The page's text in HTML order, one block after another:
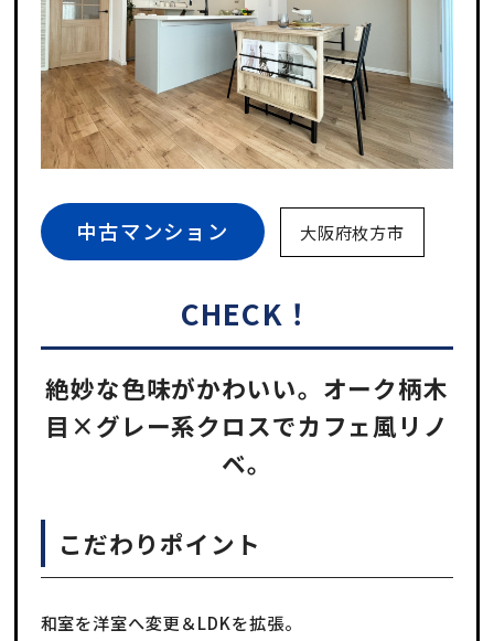
中古マンション 大阪府枚方市
CHECK！
絶妙な色味がかわいい。オーク柄木
目×グレー系クロスでカフェ風リノ
ベ。
こだわりポイント
和室を洋室へ変更＆LDKを拡張。